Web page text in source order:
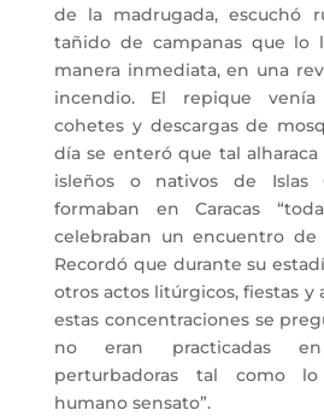
de la madrugada, escuchó
tañido de campanas que lo
manera inmediata, en una
incendio. El repique venía
cohetes y descargas de
día se enteró que tal
isleños o nativos de Islas
formaban en Caracas
celebraban un encuentro
Recordó que durante su
otros actos litúrgicos, fiestas y
estas concentraciones se
no eran practicadas
perturbadoras tal como lo
humano sensato”.